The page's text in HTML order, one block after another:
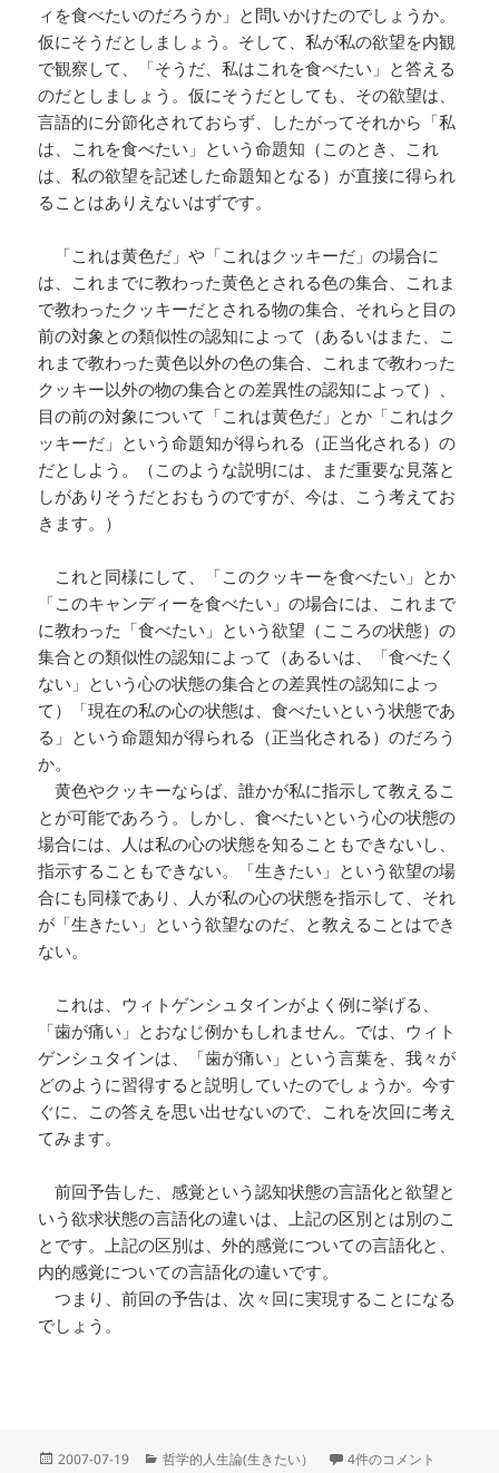
ィを食べたいのだろうか」と問いかけたのでしょうか。
仮にそうだとしましょう。そして、私が私の欲望を内観
で観察して、「そうだ、私はこれを食べたい」と答える
のだとしましょう。仮にそうだとしても、その欲望は、
言語的に分節化されておらず、したがってそれから「私
は、これを食べたい」という命題知（このとき、これ
は、私の欲望を記述した命題知となる）が直接に得られ
ることはありえないはずです。
「これは黄色だ」や「これはクッキーだ」の場合に
は、これまでに教わった黄色とされる色の集合、これま
で教わったクッキーだとされる物の集合、それらと目の
前の対象との類似性の認知によって（あるいはまた、こ
れまで教わった黄色以外の色の集合、これまで教わった
クッキー以外の物の集合との差異性の認知によって）、
目の前の対象について「これは黄色だ」とか「これはク
ッキーだ」という命題知が得られる（正当化される）の
だとしよう。（このような説明には、まだ重要な見落と
しがありそうだとおもうのですが、今は、こう考えてお
きます。）
これと同様にして、「このクッキーを食べたい」とか
「このキャンディーを食べたい」の場合には、これまで
に教わった「食べたい」という欲望（こころの状態）の
集合との類似性の認知によって（あるいは、「食べたく
ない」という心の状態の集合との差異性の認知によっ
て）「現在の私の心の状態は、食べたいという状態であ
る」という命題知が得られる（正当化される）のだろう
か。
黄色やクッキーならば、誰かが私に指示して教えるこ
とが可能であろう。しかし、食べたいという心の状態の
場合には、人は私の心の状態を知ることもできないし、
指示することもできない。「生きたい」という欲望の場
合にも同様であり、人が私の心の状態を指示して、それ
が「生きたい」という欲望なのだ、と教えることはでき
ない。
これは、ウィトゲンシュタインがよく例に挙げる、
「歯が痛い」とおなじ例かもしれません。では、ウィト
ゲンシュタインは、「歯が痛い」という言葉を、我々が
どのように習得すると説明していたのでしょうか。今す
ぐに、この答えを思い出せないので、これを次回に考え
てみます。
前回予告した、感覚という認知状態の言語化と欲望と
いう欲求状態の言語化の違いは、上記の区別とは別のこ
とです。上記の区別は、外的感覚についての言語化と、
内的感覚についての言語化の違いです。
つまり、前回の予告は、次々回に実現することになる
でしょう。
投
2007-07-19
カ
哲学的人生論(生きたい） 「このキャンディーを
4件のコメント